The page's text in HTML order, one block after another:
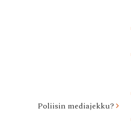
Poliisin mediajekku?